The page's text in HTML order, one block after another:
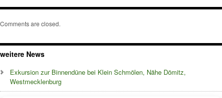
Comments are closed.
weitere News
Exkursion zur Binnendüne bei Klein Schmölen, Nähe Dömitz,
Westmecklenburg